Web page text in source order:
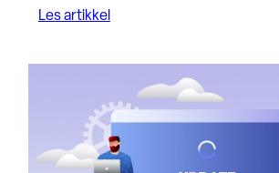
Les artikkel